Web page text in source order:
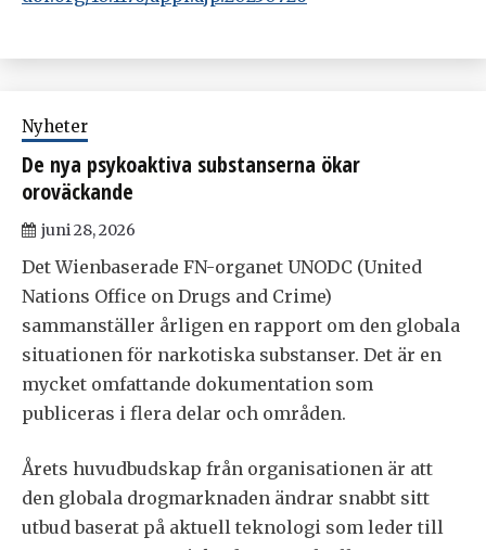
Nyheter
De nya psykoaktiva substanserna ökar
oroväckande
juni 28, 2026
Det Wienbaserade FN-organet UNODC (United
Nations Office on Drugs and Crime)
sammanställer årligen en rapport om den globala
situationen för narkotiska substanser. Det är en
mycket omfattande dokumentation som
publiceras i flera delar och områden.
Årets huvudbudskap från organisationen är att
den globala drogmarknaden ändrar snabbt sitt
utbud baserat på aktuell teknologi som leder till